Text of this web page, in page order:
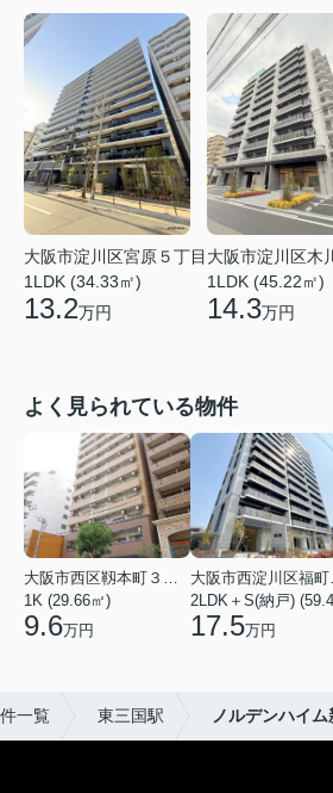
大阪市淀川区宮原５丁目
1LDK (34.33㎡)
13.2万円
大阪市淀川区木
1LDK (45.22㎡)
14.3万円
よく見られている物件
大阪市西区靱本町３丁目
1K (29.66㎡)
9.6万円
大
17.5万円
一覧 東三国駅 ノルデンハイ